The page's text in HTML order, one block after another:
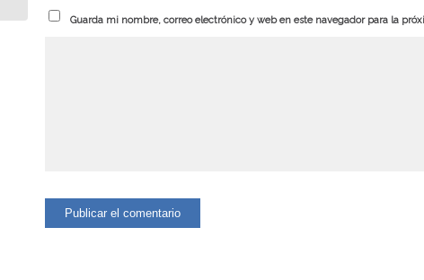
Guarda mi nombre, correo electrónico y web en este navegador para la
Continuada para...